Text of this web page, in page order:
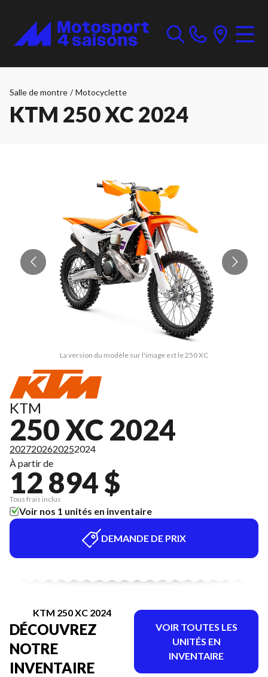
Salle de montre / Motocyclette
KTM 250 XC 2024
La version du modèle sur l'image est le 250 XC
KTM
250 XC 2024
2027202620252024
À partir de
12 894 $
Tous frais inclus
Voir nos 1 unités en inventaire
DEMANDE DE PRIX
KTM 250 XC 2024
DÉCOUVREZ
NOTRE
INVENTAIRE
VOIR TOUTES LES
UNITÉS EN
INVENTAIRE